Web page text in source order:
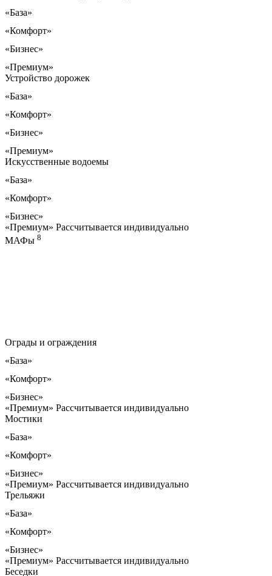
«База»
«Комфорт»
«Бизнес»
«Премиум»
Устройство дорожек
«База»
«Комфорт»
«Бизнес»
«Премиум»
Искусственные водоемы
«База»
«Комфорт»
«Бизнес»
«Премиум» Рассчитывается индивидуально
МАФы 8
Ограды и ограждения
«База»
«Комфорт»
«Бизнес»
«Премиум» Рассчитывается индивидуально
Мостики
«База»
«Комфорт»
«Бизнес»
«Премиум» Рассчитывается индивидуально
Трельяжи
«База»
«Комфорт»
«Бизнес»
«Премиум» Рассчитывается индивидуально
Беседки